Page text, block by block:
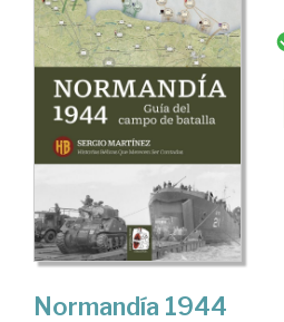
Normandía 1944